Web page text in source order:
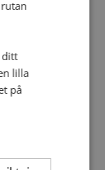
ditt
lilla
på